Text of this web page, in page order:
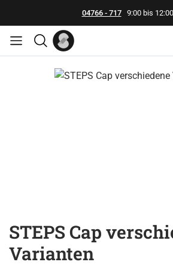
04766 - 7179:00 bis 12:00
Bildergalerie überspringen
STEPS Cap
Varianten